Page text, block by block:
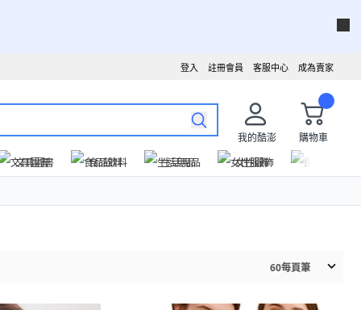
成為賣家
客服中心
註冊會員
登入
我的酷澎
購物車
文具圖書
食品飲料 生活用品 女性服飾
60每頁筆